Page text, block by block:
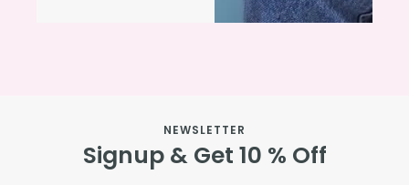
NEWSLETTER
Signup & Get 10 % Off